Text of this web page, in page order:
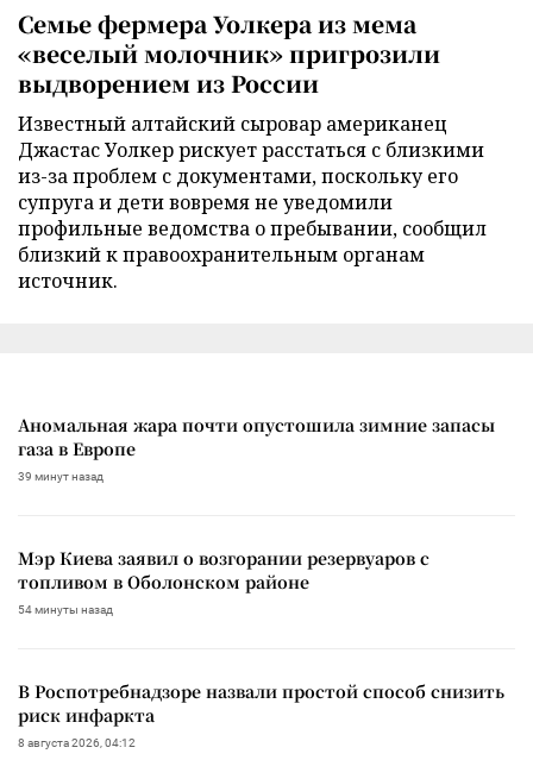
Семье фермера Уолкера из мема
«веселый молочник» пригрозили
выдворением из России
Известный алтайский сыровар американец
Джастас Уолкер рискует расстаться с близкими
из-за проблем с документами, поскольку его
супруга и дети вовремя не уведомили
профильные ведомства о пребывании, сообщил
близкий к правоохранительным органам
источник.
Аномальная жара почти опустошила зимние запасы
газа в Европе
39 минут назад
Мэр Киева заявил о возгорании резервуаров с
топливом в Оболонском районе
54 минуты назад
В Роспотребнадзоре назвали простой способ снизить
риск инфаркта
8 августа 2026, 04:12